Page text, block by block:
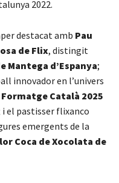
2022.
destacat amb Pau
de Flix, distingit
Mantega d’Espanya;
innovador en l’univers
Català 2025
i el pastisser flixanco
emergents de la
Coca de Xocolata de